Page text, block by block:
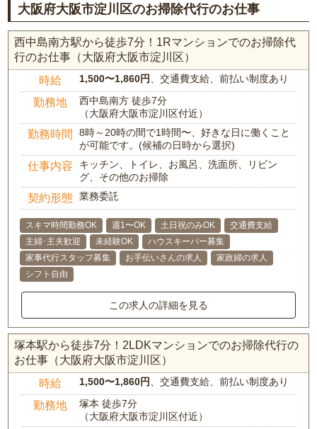
大阪府大阪市淀川区のお掃除代行のお仕事
西中島南方駅から徒歩7分！1Rマンションでのお掃除代
行のお仕事（大阪府大阪市淀川区）
時給 1,500〜1,860円 、交通費支給、前払い制度あり
勤務地
西中島南方 徒歩7分
（大阪府大阪市淀川区付近）
勤務時間
8時～20時の間で1時間〜、好きな日に働くこと
が可能です。(候補の日時から選択)
仕事内容
キッチン、トイレ、お風呂、洗面所、リビン
グ、その他のお掃除
契約形態 業務委託
スキマ時間勤務OK 週1〜OK 土日祝のみOK
交通費支給
主婦･主夫歓迎
未経験OK
ハウスキーパー募集
家事代行スタッフ募集
お手伝いさんの求人
家政婦の求人
シフト自由
この求人の詳細を見る
塚本駅から徒歩7分！2LDKマンションでのお掃除代行の
お仕事（大阪府大阪市淀川区）
時給 1,500〜1,860円 、交通費支給、前払い制度あり
勤務地
塚本 徒歩7分
（大阪府大阪市淀川区付近）